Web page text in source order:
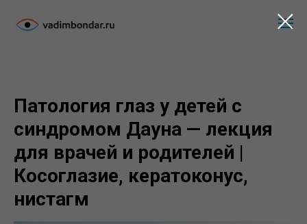
Патология глаз у детей с
синдромом Дауна — лекция
для врачей и родителей |
Косоглазие, кератоконус,
нистагм